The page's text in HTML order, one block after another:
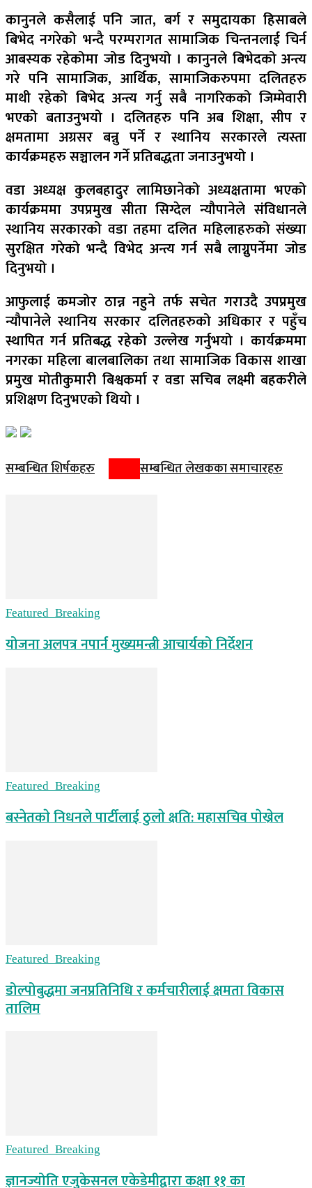
कानुनले कसैलाई पनि जात, बर्ग र समुदायका हिसाबले
बिभेद नगरेको भन्दै परम्परागत सामाजिक चिन्तनलाई चिर्न
आबस्यक रहेकोमा जोड दिनुभयो । कानुनले बिभेदको अन्त्य
गरे पनि सामाजिक, आर्थिक, सामाजिकरुपमा दलितहरु
माथी रहेको बिभेद अन्त्य गर्नु सबै नागरिकको जिम्मेवारी
भएको बताउनुभयो । दलितहरु पनि अब शिक्षा, सीप र
क्षमतामा अग्रसर बन्नु पर्ने र स्थानिय सरकारले त्यस्ता
कार्यक्रमहरु सञ्चालन गर्ने प्रतिबद्धता जनाउनुभयो ।
वडा अध्यक्ष कुलबहादुर लामिछानेको अध्यक्षतामा भएको
कार्यक्रममा उपप्रमुख सीता सिग्देल न्यौपानेले संविधानले
स्थानिय सरकारको वडा तहमा दलित महिलाहरुको संख्या
सुरक्षित गरेको भन्दै विभेद अन्त्य गर्न सबै लाग्नुपर्नेमा जोड
दिनुभयो ।
आफुलाई कमजोर ठान्न नहुने तर्फ सचेत गराउदै उपप्रमुख
न्यौपानेले स्थानिय सरकार दलितहरुको अधिकार र पहुँच
स्थापित गर्न प्रतिबद्ध रहेको उल्लेख गर्नुभयो । कार्यक्रममा
नगरका महिला बालबालिका तथा सामाजिक विकास शाखा
प्रमुख मोतीकुमारी बिश्वकर्मा र वडा सचिब लक्ष्मी बहकरीले
प्रशिक्षण दिनुभएको थियो ।
सम्बन्धित शिर्षकहरु सम्बन्धित लेखकका समाचारहरु
Featured_Breaking
योजना अलपत्र नपार्न मुख्यमन्त्री आचार्यको निर्देशन
Featured_Breaking
बस्नेतकाे निधनले पार्टीलाई ठुलाे क्षति: महासचिव पाेख्रेल
Featured_Breaking
डोल्पोबुद्धमा जनप्रतिनिधि र कर्मचारीलाई क्षमता विकास
तालिम
Featured_Breaking
ज्ञानज्योति एजुकेसनल एकेडेमीद्वारा कक्षा ११ का